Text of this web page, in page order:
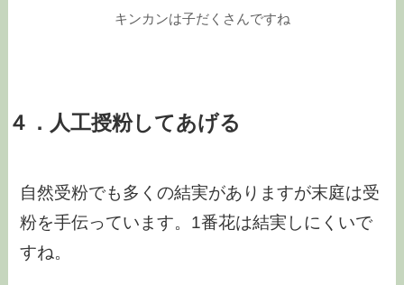
キンカンは子だくさんですね
４．人工授粉してあげる
自然受粉でも多くの結実がありますが末庭は受
粉を手伝っています。1番花は結実しにくいで
すね。